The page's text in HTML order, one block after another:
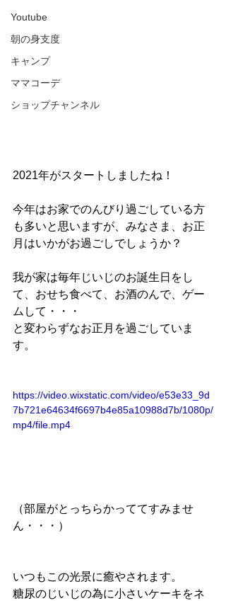
Youtube
朝の身支度
キャンプ
ママコーデ
ショップチャンネル
2021年がスタートしましたね！
今年はお家でのんびり過ごしている方
も多いと思いますが、みなさま、お正
月はいかがお過ごしでしょうか？
我が家は毎年じいじのお誕生日をし
て、おせち食べて、お酒のんで、ゲー
ムして・・・
と変わらずなお正月を過ごしていま
す。
https://video.wixstatic.com/video/e53e33_9d
7b721e64634f6697b4e85a10988d7b/1080p/
mp4/file.mp4
（部屋がとっちらかっててすみませ
ん・・・）
いつもこの光景に癒やされます。
糖尿のじいじの為に小さいケーキをネ